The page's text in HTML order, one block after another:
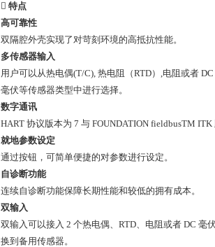
 特点
高可靠性
双隔腔外壳实现了对苛刻环境的高抵抗性能。
多传感器输入
用户可以从热电偶(T/C), 热电阻（RTD）,电阻或者 DC
毫伏等传感器类型中进行选择。
数字通讯
HART 协议版本为 7 与 FOUNDATION fieldbusTM
就地参数设定
通过按钮，可简单便捷的对参数进行设定。
自诊断功能
连续自诊断功能保障长期性能和较低的拥有成本。
双输入
双输入可以接入 2 个热电偶、RTD、电阻或者 DC
换到备用传感器。